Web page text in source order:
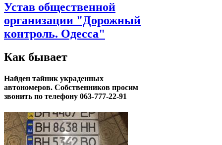
Устав общественной
организации "Дорожный
контроль. Одесса"
Как бывает
Найден тайник украденных
автономеров. Собственников просим
звонить по телефону 063-777-22-91